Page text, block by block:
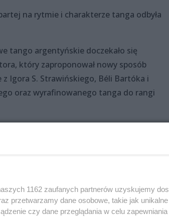
na rytmie i charakterze tanga odbyła
tango argentyńskie doczekało się
który zaproponował nowy sposób
Igora S. Strawińskiego, Béli Bartóka i
oraz wyrafinowanego tanga do rangi
tytułowej Marii – prostytutki z
dniu, w którym Bóg był pijany”
prowadzi ją do świata zła,
z burdeli. Z ich rąk ginie, ale zapewne
się po śmierci ulicami metropolii.
ukochanego miasta”.
1162 zaufanych partnerów uzyskujemy
przetwarzamy dane osobowe, takie jak
czy dane przeglądania w celu zapewniania